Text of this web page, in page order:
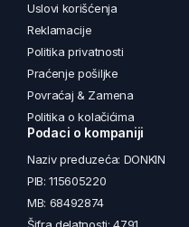
Uslovi korišćenja
Reklamacije
Politika privatnosti
Praćenje pošiljke
Povraćaj & Zamena
Politika o kolačićima
Podaci o kompaniji
Naziv preduzeća: DONKIN
PIB: 115605220
MB: 68492874